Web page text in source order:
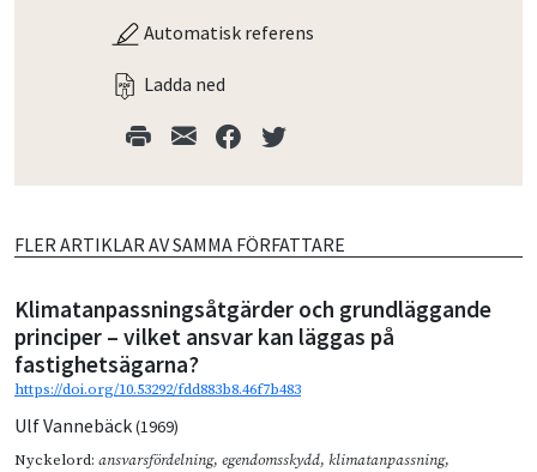
Automatisk referens
Ladda ned
FLER ARTIKLAR AV SAMMA FÖRFATTARE
Klimatanpassningsåtgärder och grundläggande
principer – vilket ansvar kan läggas på
fastighetsägarna?
https://doi.org/10.53292/fdd883b8.46f7b483
Ulf Vannebäck(1969)
Nyckelord: ansvarsfördelning, egendomsskydd, klimatanpassning,